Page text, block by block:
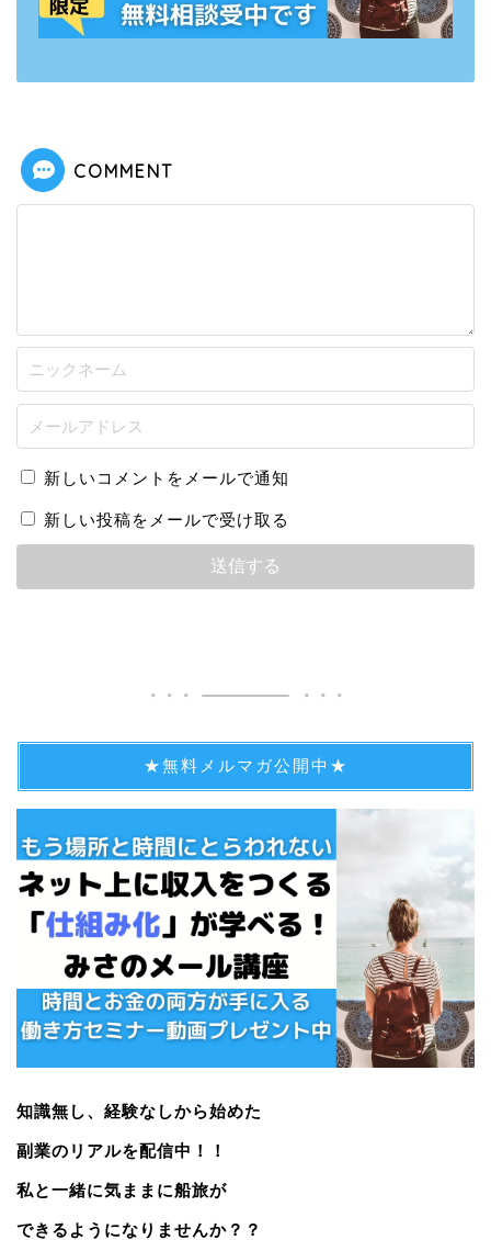
COMMENT
新しいコメントをメールで通知
新しい投稿をメールで受け取る
★無料メルマガ公開中★
知識無し、経験なしから始めた
副業のリアルを配信中！！
私と一緒に気ままに船旅が
できるようになりませんか？？